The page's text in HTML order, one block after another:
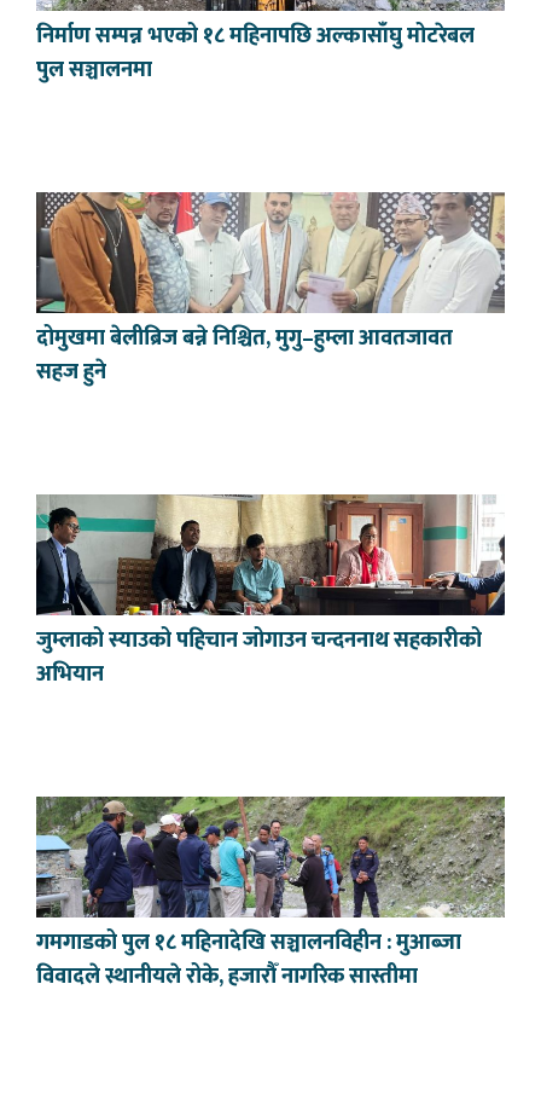
निर्माण सम्पन्न भएको १८ महिनापछि अल्कासाँघु मोटरेबल
पुल सञ्चालनमा
दोमुखमा बेलीब्रिज बन्ने निश्चित, मुगु–हुम्ला आवतजावत
सहज हुने
जुम्लाको स्याउको पहिचान जोगाउन चन्दननाथ सहकारीको
अभियान
गमगाडको पुल १८ महिनादेखि सञ्चालनविहीन : मुआब्जा
विवादले स्थानीयले रोके, हजारौँ नागरिक सास्तीमा